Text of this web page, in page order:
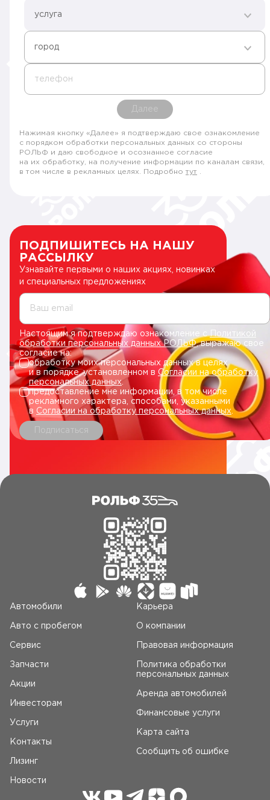
услуга
город
телефон
Далее
Нажимая кнопку «Далее» я подтверждаю свое ознакомление
с порядком обработки персональных данных со стороны
РОЛЬФ и даю свободное и осознанное согласие
на их обработку, на получение информации по каналам связи,
в том числе в рекламных целях. Подробно тут
ПОДПИШИТЕСЬ НА НАШУ
РАССЫЛКУ
Узнавайте первыми о наших акциях, новинках
и специальных предложениях
Ваш email
Настоящим я подтверждаю ознакомление сПолитикой
обработки персональных данных РОЛЬФ, выражаю свое
согласие на:
обработку моих персональных данных в целях
и в порядке, установленном в Согласии на обработку
персональных данных.
предоставление мне информации, в том числе
рекламного характера, способами, указанными
в Согласии на обработку персональных данных
Подписаться
Автомобили
Авто c пробегом
Сервис
Запчасти
Акции
Инвесторам
Услуги
Контакты
Лизинг
Новости
Карьера
О компании
Правовая информация
Политика обработки
персональных данных
Аренда автомобилей
Финансовые услуги
Карта сайта
Сообщить об ошибке